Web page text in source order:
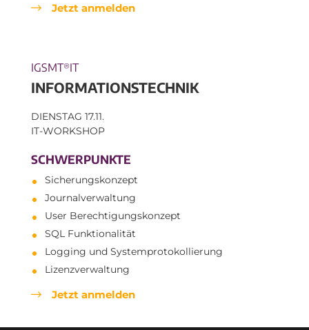
Jetzt anmelden
IGSMT®IT
INFORMATIONSTECHNIK
DIENSTAG 17.11.
IT-WORKSHOP
SCHWERPUNKTE
Sicherungskonzept
Journalverwaltung
User Berechtigungskonzept
SQL Funktionalität
Logging und Systemprotokollierung
Lizenzverwaltung
Jetzt anmelden